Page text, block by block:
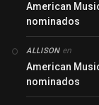
American
nominados
ALLISONen
American
nominados